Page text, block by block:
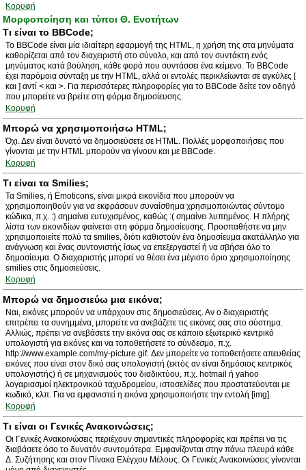
Κορυφή
Μορφοποίηση και τύποι Θ. Ενοτήτων
Τι είναι το BBCode;
Το BBCode είναι μία ιδιαίτερη εφαρμογή της HTML, η χρήση της στα μηνύματα
καθορίζεται από τον διαχειριστή στο σύνολο, και από τον συντάκτη ενός
μηνύματος κατά βούληση, κάθε φορά που συντάσσει ένα κείμενο. Το BBCode
έχει παρόμοια σύνταξη με την HTML, αλλά οι εντολές περικλείωνται σε αγκύλες [
και ] αντί < και >. Για περισσότερες πληροφορίες για το BBCode δείτε τον οδηγό
που μπορείτε να βρείτε στη φόρμα δημοσίευσης.
Κορυφή
Μπορώ να χρησιμοποιήσω HTML;
Όχι. Δεν είναι δυνατό να δημοσιεύσετε σε HTML. Πολλές μορφοποιήσεις που
γίνονται με την HTML μπορούν να γίνουν και με BBCode.
Κορυφή
Τι είναι τα Smilies;
Τα Smilies, ή Emoticons, είναι μικρά εικονίδια που μπορούν να
χρησιμοποιηθούν για να εκφράσουν συναίσθημα χρησιμοποιώντας σύντομο
κώδικα, π.χ. :) σημαίνει ευτυχισμένος, καθώς :( σημαίνει λυπημένος. Η πλήρης
λίστα των εικονιδίων φαίνεται στη φόρμα δημοσίευσης. Προσπαθήστε να μην
χρησιμοποιείτε πολύ τα smilies, διότι καθιστούν ένα δημοσίευμα ακατάλληλο για
ανάγνωση και ένας συντονιστής ίσως να επεξεργαστεί ή να σβήσει όλο το
δημοσίευμα. Ο διαχειριστής μπορεί να θέσει ένα μέγιστο όριο χρησιμοποίησης
smilies στις δημοσιεύσεις.
Κορυφή
Μπορώ να δημοσιεύω μια εικόνα;
Ναι, εικόνες μπορούν να υπάρχουν στις δημοσιεύσεις. Αν ο διαχειριστής
επιτρέπει τα συνημμένα, μπορείτε να ανεβάζετε τις εικόνες σας στο σύστημα.
Αλλιώς, πρέπει να ανεβάσετε την εικόνα σας σε κάποιο εξωτερικό κεντρικό
υπολογιστή για εικόνες και να τοποθετήσετε το σύνδεσμο, π.χ.
http://www.example.com/my-picture.gif. Δεν μπορείτε να τοποθετήσετε απευθείας
εικόνες που είναι στον δικό σας υπολογιστή (εκτός αν είναι δημόσιος κεντρικός
υπολογιστής) ή σε μηχανισμούς του διαδικτύου, π.χ. hotmail ή yahoo
λογαριασμοί ηλεκτρονικού ταχυδρομείου, ιστοσελίδες που προστατεύονται με
κωδικό, κλπ. Για να εμφανιστεί η εικόνα χρησιμοποιήστε την εντολή [img].
Κορυφή
Τι είναι οι Γενικές Ανακοινώσεις;
Οι Γενικές Ανακοινώσεις περιέχουν σημαντικές πληροφορίες και πρέπει να τις
διαβάσετε όσο το δυνατόν συντομότερα. Εμφανίζονται στην πάνω πλευρά κάθε
Δ. Συζήτησης και στον Πίνακα Ελέγχου Μέλους. Οι Γενικές Ανακοινώσεις γίνονται